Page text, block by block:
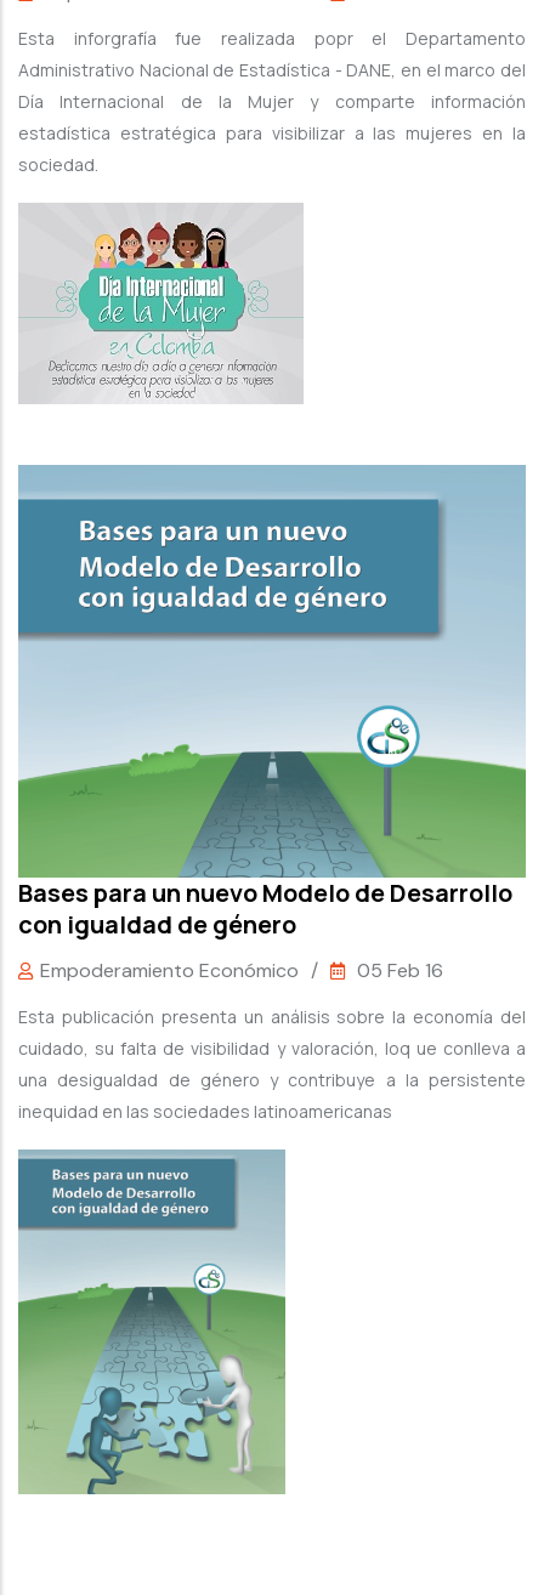
Esta inforgrafía fue realizada popr el Departamento
Administrativo Nacional de Estadística - DANE, en el marco del
Día Internacional de la Mujer y comparte información
estadística estratégica para visibilizar a las mujeres en la
sociedad.
Bases para un nuevo Modelo de Desarrollo
con igualdad de género
Empoderamiento Económico / 05 Feb 16
Esta publicación presenta un análisis sobre la economía del
cuidado, su falta de visibilidad y valoración, loq ue conlleva a
una desigualdad de género y contribuye a la persistente
inequidad en las sociedades latinoamericanas